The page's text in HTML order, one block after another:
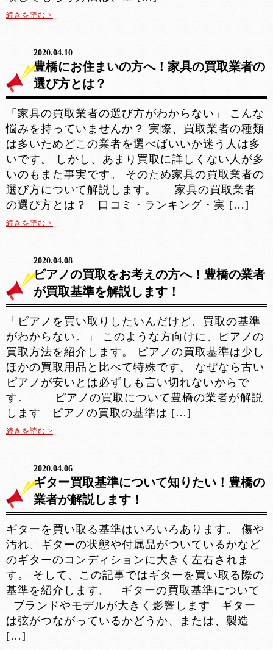
続きを読む >
2020.04.10
豊橋にお住まいの方へ！家具の買取業者の
選び方とは？
「家具の買取業者の選び方がわからない」 こんな
悩みを持っていませんか？ 実際、買取業者の種類
は多いためどこの業者を選べばいいか迷う人は多
いです。 しかし、あまり買取に詳しくない人が多
いのもまた事実です。 そのため家具の買取業者の
選び方について解説します。 家具の買取業者
の選び方とは？ 口コミ・ランキング・実 […]
続きを読む >
2020.04.08
ピアノの買取をお考えの方へ！豊橋の業者
が買取基準を解説します！
「ピアノを買い取りしたいんだけど、買取の基準
がわからない。」 このような方向けに、ピアノの
買取方法を紹介します。 ピアノの買取基準は少し
ほかの買取用品と比べて特殊です。 なぜなら古い
ピアノが安いとは必ずしも言い切れないからで
す。 ピアノの買取について豊橋の業者が解説
します ピアノの買取の基準は […]
続きを読む >
2020.04.06
ギター買取基準について知りたい！豊橋の
業者が解説します！
ギターを買い取る基準はいろいろあります。 傷や
汚れ、ギターの状態や付属品がついているかなど
のギターのコンディションに大きく左右されま
す。 そして、この記事ではギターを買い取る際の
基準を紹介します。 ギターの買取基準について
ブランドやモデルが大きく影響します ギター
は弦がつながっているかどうか、または、製造
[…]